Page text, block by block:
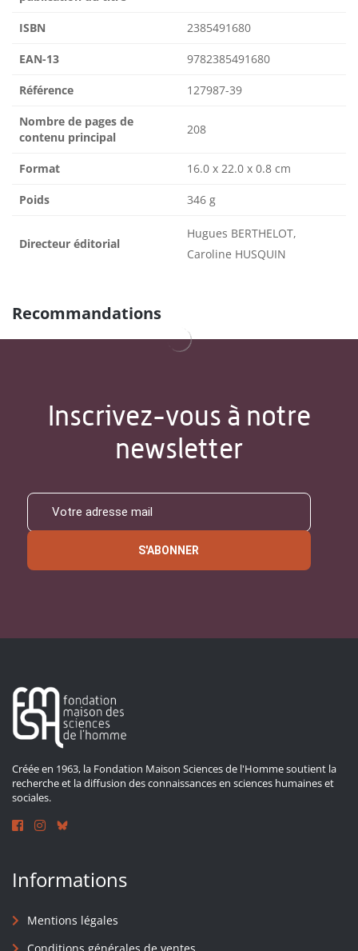
ISBN 2385491680
EAN-13 9782385491680
Référence 127987-39
Nombre de pages de
contenu principal
208
Format 16.0 x 22.0 x 0.8 cm
Poids 346 g
Directeur éditorial
Hugues BERTHELOT,
Caroline HUSQUIN
Recommandations
Inscrivez-vous à notre
newsletter
S'ABONNER
Créée en 1963, la Fondation Maison Sciences de l'Homme soutient la
recherche et la diffusion des connaissances en sciences humaines et
sociales.
Informations
Mentions légales
Conditions générales de ventes